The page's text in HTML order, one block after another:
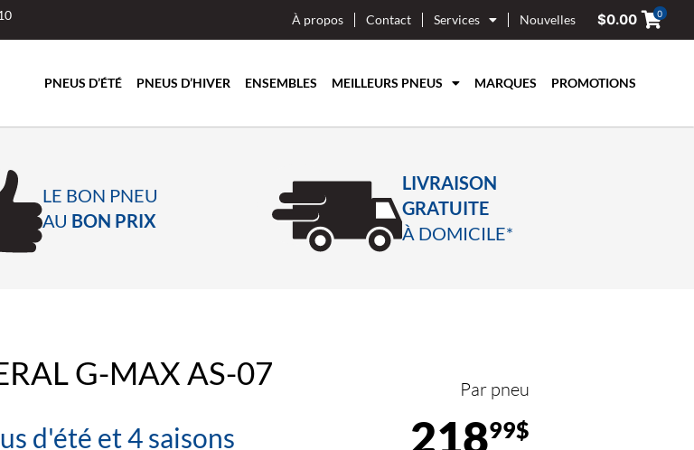
À propos Contact Services Nouvelles $0.00 0
PNEUS D’ÉTÉ PNEUS D’HIVER ENSEMBLES MEILLEURS PNEUS MARQUES PROMOTIONS
LE BON PNEU
AU BON PRIX
LIVRAISON
GRATUITE
À DOMICILE*
G-MAX AS-07
d'été et 4 saisons
Par pneu
21899$